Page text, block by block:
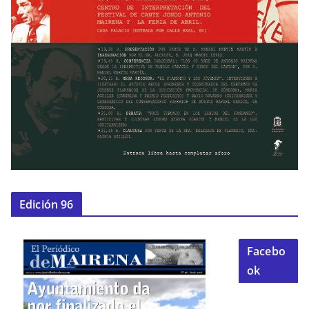
Edición 96
Facebo
ok